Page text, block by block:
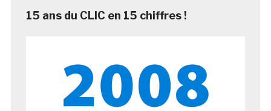
15 ans du CLIC en 15 chiffres !